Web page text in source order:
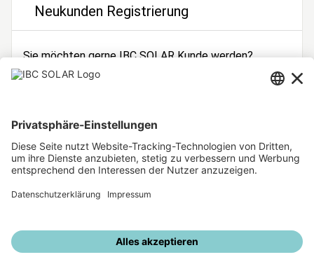
Neukunden Registrierung
Sie möchten gerne IBC SOLAR Kunde werden?
Dann registrieren Sie sich jetzt!
Unsere weiteren Angebote
IBC SOLAR Webseite